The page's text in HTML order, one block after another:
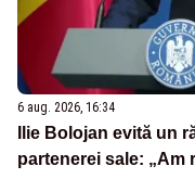
6 aug. 2026, 16:34
Ilie Bolojan evită un
partenerei sale: „Am